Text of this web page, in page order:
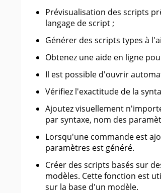
Prévisualisation des scripts
langage de script ;
Générer des scripts types à
Obtenez une aide en ligne
Il est possible d'ouvrir
Vérifiez l'exactitude de la
Ajoutez visuellement
par syntaxe, nom des
Lorsqu'une commande est
paramètres est généré.
Créer des scripts basés sur
modèles. Cette fonction est
sur la base d'un modèle.